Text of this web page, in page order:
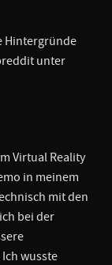
Hintergründe
unter
Virtual Reality
in meinem
mit den
bei der
wusste